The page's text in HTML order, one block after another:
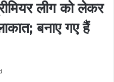
लीग को लेकर
बनाए गए हैं